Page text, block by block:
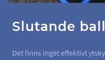
Slutande
Det finns inget effektivt